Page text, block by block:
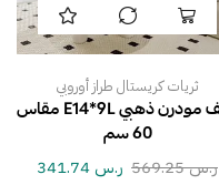
ثريات كريستال طراز أوروبي
نجف مودرن ذهبي E14*9L مقاس
60 سم
ر.س569.25 ر.س